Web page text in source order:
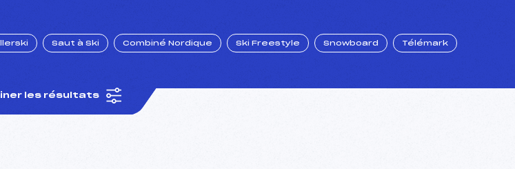
Saut à Ski Combiné Nordique Ski Freestyle Snowboard Télémark
les résultats